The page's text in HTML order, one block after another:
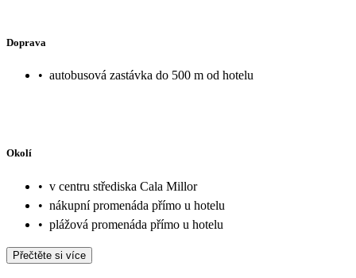
Doprava
• autobusová zastávka do 500 m od hotelu
Okolí
• v centru střediska Cala Millor
• nákupní promenáda přímo u hotelu
• plážová promenáda přímo u hotelu
Přečtěte si více